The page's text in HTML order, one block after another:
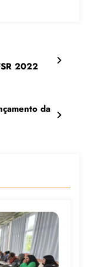
2022
da